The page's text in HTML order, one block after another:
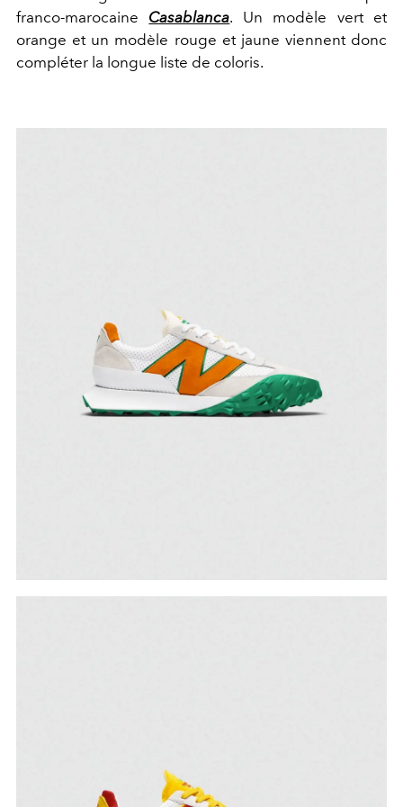
franco-marocaine Casablanca. Un modèle vert et
orange et un modèle rouge et jaune viennent donc
compléter la longue liste de coloris.